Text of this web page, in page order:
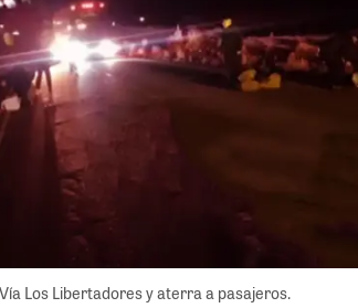
Los Libertadores y aterra a pasajeros.